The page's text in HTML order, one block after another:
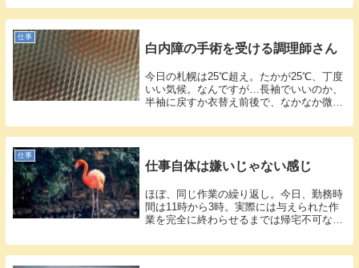
仕事
白内障の手術を受ける調理師さん
今日の札幌は25℃超え。たかが25℃、丁度
いい気候。なんですが…長袖でいいのか、
半袖に戻すか衣替え前後で、なかなか微妙
仕事
仕事自体は嫌いじゃない感じ
ほぼ、同じ作業の繰り返し。今日、勤務時
間は11時から3時。実際には与えられた作
業を完全に終わらせるまでは帰宅不可なの